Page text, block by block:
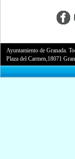
Ayuntamiento de Granada.
Plaza del Carmen,18071